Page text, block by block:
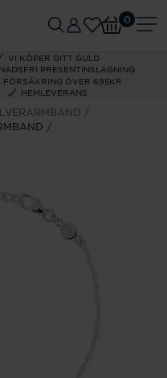
VI KÖPER DITT GULD
PRESENTINSLAGNING
FÖRSÄKRING ÖVER 695KR
HEMLEVERANS
0